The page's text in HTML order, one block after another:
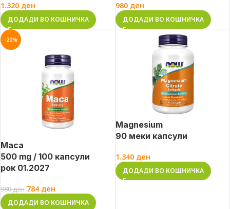
1.320 ден
ДОДАДИ ВО КОШНИЧКА
980 ден
ДОДАДИ ВО КОШНИЧКА
-20%
Maca
500 mg / 100 капсули
рок 01.2027
980ден 784 ден
ДОДАДИ ВО КОШНИЧКА
Magnesium
90 меки капсули
1.340 ден
ДОДАДИ ВО КОШНИЧКА